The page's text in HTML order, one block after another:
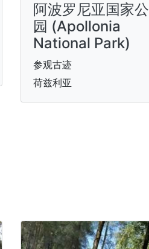
阿波罗尼亚国家公
园 (Apollonia
National Park)
参观古迹
荷兹利亚